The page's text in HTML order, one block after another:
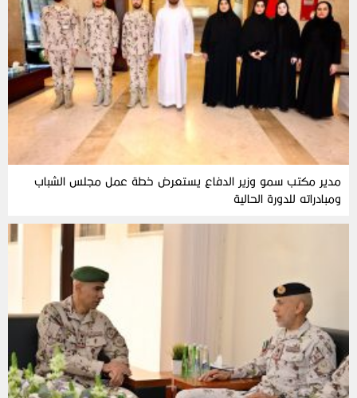
مدير مكتب سمو وزير الدفاع يستعرض خطة عمل مجلس الشباب
ومبادراته للدورة الحالية